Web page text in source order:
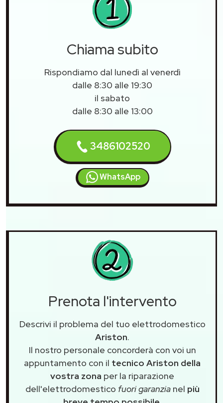
Chiama subito
Rispondiamo dal lunedì al venerdì
dalle 8:30 alle 19:30
il sabato
dalle 8:30 alle 13:00
3486102520
WhatsApp
Prenota l'intervento
Descrivi il problema del tuo elettrodomestico
Ariston.
Il nostro personale concorderà con voi un
appuntamento con il tecnico Ariston della
vostra zona per la riparazione
dell'elettrodomestico fuori garanzianel più